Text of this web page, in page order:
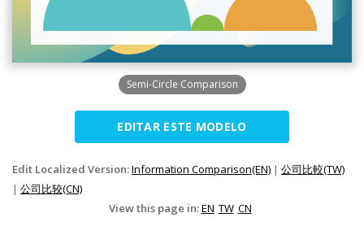
Semi-Circle Comparison
EDITAR ESTE MODELO
Edit Localized Version:Information Comparison(EN) | 公司比較(TW)
| 公司比较(CN)
View this page in:EN TW CN